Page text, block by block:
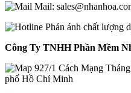
Mail:
Phản ánh chất lượng
Công Ty TNHH Phần Mềm
927/1 Cách Mạng
phố Hồ Chí Minh